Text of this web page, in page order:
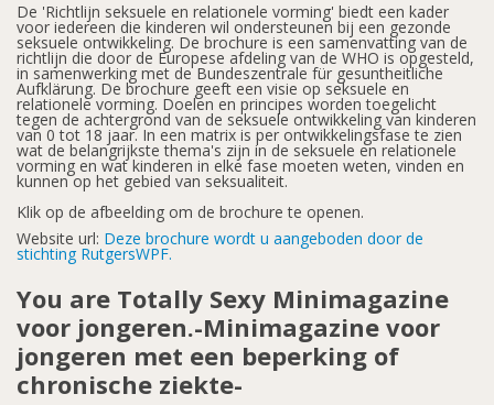
De 'Richtlijn seksuele en relationele vorming' biedt een kader
voor iedereen die kinderen wil ondersteunen bij een gezonde
seksuele ontwikkeling. De brochure is een samenvatting van de
richtlijn die door de Europese afdeling van de WHO is opgesteld,
in samenwerking met de Bundeszentrale für gesuntheitliche
Aufklärung. De brochure geeft een visie op seksuele en
relationele vorming. Doelen en principes worden toegelicht
tegen de achtergrond van de seksuele ontwikkeling van kinderen
van 0 tot 18 jaar. In een matrix is per ontwikkelingsfase te zien
wat de belangrijkste thema's zijn in de seksuele en relationele
vorming en wat kinderen in elke fase moeten weten, vinden en
kunnen op het gebied van seksualiteit.
Klik op de afbeelding om de brochure te openen.
Website url: Deze brochure wordt u aangeboden door de
stichting RutgersWPF.
You are Totally Sexy Minimagazine
voor jongeren.-Minimagazine voor
jongeren met een beperking of
chronische ziekte-